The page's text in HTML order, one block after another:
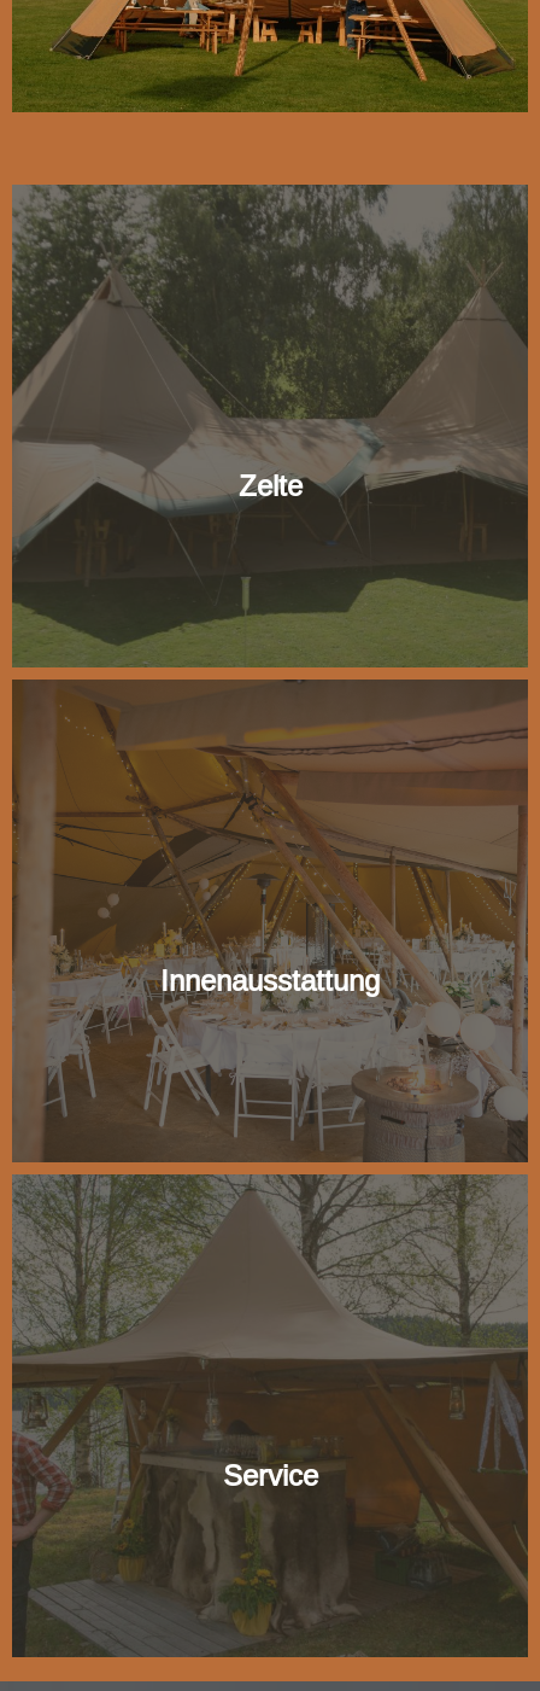
Zelte
Innenausstattung
Service